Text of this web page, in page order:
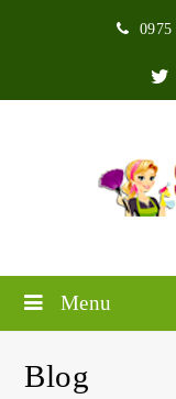
0975
Menu
Blog